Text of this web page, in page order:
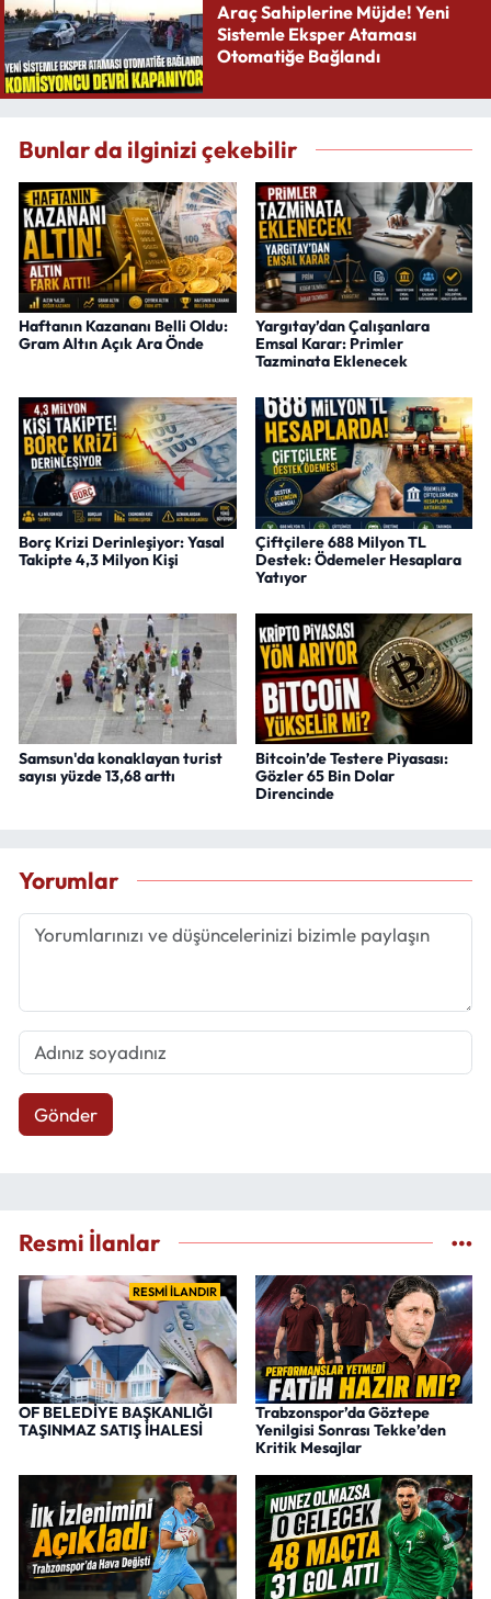
Araç Sahiplerine Müjde! Yeni
Sistemle Eksper Ataması
Otomatiğe Bağlandı
Bunlar da ilginizi çekebilir
Haftanın Kazananı Belli Oldu:
Gram Altın Açık Ara Önde
Yargıtay’dan Çalışanlara
Emsal Karar: Primler
Tazminata Eklenecek
Borç Krizi Derinleşiyor: Yasal
Takipte 4,3 Milyon Kişi
Çiftçilere 688 Milyon TL
Destek: Ödemeler Hesaplara
Yatıyor
Samsun'da konaklayan turist
sayısı yüzde 13,68 arttı
Bitcoin’de Testere Piyasası:
Gözler 65 Bin Dolar
Direncinde
Yorumlar
Gönder
Resmi İlanlar
RESMİ İLANDIR
OF BELEDİYE BAŞKANLIĞI
TAŞINMAZ SATIŞ İHALESİ
Trabzonspor’da Göztepe
Yenilgisi Sonrası Tekke’den
Kritik Mesajlar